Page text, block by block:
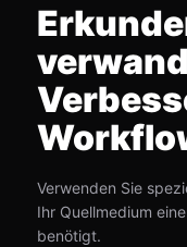
Verwenden Sie
Ihr Quellmedium
benötigt.